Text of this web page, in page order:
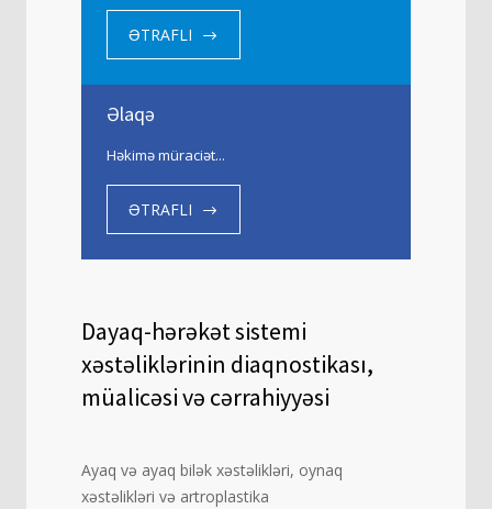
ƏTRAFLI
Əlaqə
Həkimə müraciət...
ƏTRAFLI
Dayaq-hərəkət sistemi
xəstəliklərinin diaqnostikası,
müalicəsi və cərrahiyyəsi
Ayaq və ayaq bilək xəstəlikləri, oynaq
xəstəlikləri və artroplastika